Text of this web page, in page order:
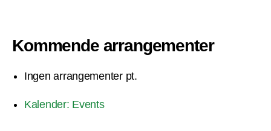
Kommende arrangementer
Ingen arrangementer pt.
Kalender: Events